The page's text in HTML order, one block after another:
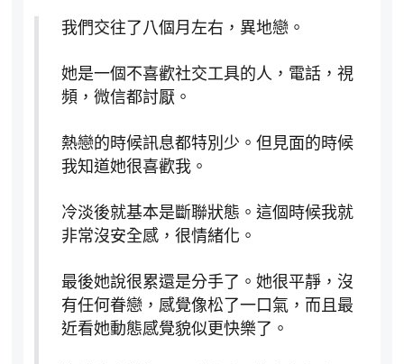
我們交往了八個月左右，異地戀。
她是一個不喜歡社交工具的人，電話，視
頻，微信都討厭。
熱戀的時候訊息都特別少。但見面的時候
我知道她很喜歡我。
冷淡後就基本是斷聯狀態。這個時候我就
非常沒安全感，很情緒化。
最後她說很累還是分手了。她很平靜，沒
有任何眷戀，感覺像松了一口氣，而且最
近看她動態感覺貌似更快樂了。